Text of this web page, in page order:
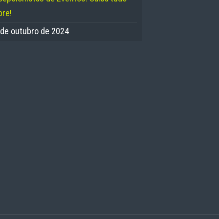
outubro de 2024